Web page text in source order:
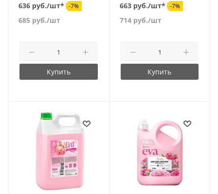
636 руб./шт* -7%
685 руб./шт
Купить
663 руб./шт* -7%
714руб./шт
Купить